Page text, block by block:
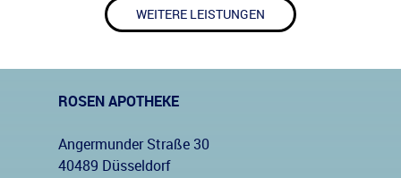
WEITERE LEISTUNGEN
ROSEN APOTHEKE
Angermunder Straße 30
40489 Düsseldorf